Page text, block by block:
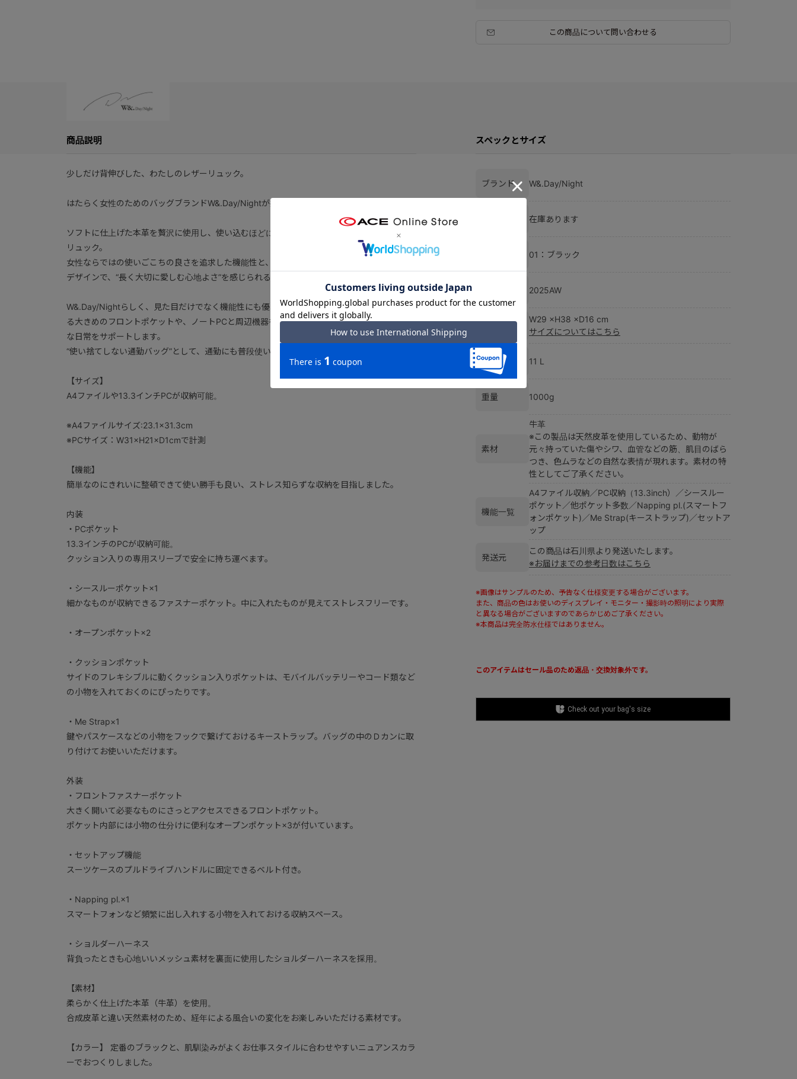
この商品について問い合わせる
商品説明
少しだけ背伸びした、わたしのレザーリュック。
はたらく女性のためのバッグブランドW&.Day/Nightが提案する、通勤レザーアイテム。
ソフトに仕上げた本革を贅沢に使用し、使い込むほどに表情が馴染んでいくシンプルなレザー
リュック。
女性ならではの使いごこちの良さを追求した機能性と、シンプルなのにどこかエッジの効いた
デザインで、“長く大切に愛しむ心地よさ”を感じられる一品です。
W&.Day/Nightらしく、見た目だけでなく機能性にも優れ、必要なものにさっとアクセスでき
る大きめのフロントポケットや、ノートPCと周辺機器を整理できる内装仕様など、スムーズ
な日常をサポートします。
“使い捨てしない通勤バッグ”として、通勤にも普段使いにもマルチに活躍するアイテムです。
【サイズ】
A4ファイルや13.3インチPCが収納可能。
※A4ファイルサイズ:23.1×31.3cm
※PCサイズ：W31×H21×D1cmで計測
【機能】
簡単なのにきれいに整頓できて使い勝手も良い、ストレス知らずな収納を目指しました。
内装
・PCポケット
13.3インチのPCが収納可能。
クッション入りの専用スリーブで安全に持ち運べます。
・シースルーポケット×1
細かなものが収納できるファスナーポケット。中に入れたものが見えてストレスフリーです。
・オープンポケット×2
・クッションポケット
サイドのフレキシブルに動くクッション入りポケットは、モバイルバッテリーやコード類など
の小物を入れておくのにぴったりです。
・Me Strap×1
鍵やパスケースなどの小物をフックで繋げておけるキーストラップ。バッグの中のＤカンに取
り付けてお使いいただけます。
外装
・フロントファスナーポケット
大きく開いて必要なものにさっとアクセスできるフロントポケット。
ポケット内部には小物の仕分けに便利なオープンポケット×3が付いています。
・セットアップ機能
スーツケースのプルドライブハンドルに固定できるベルト付き。
・Napping pl.×1
スマートフォンなど頻繁に出し入れする小物を入れておける収納スペース。
・ショルダーハーネス
背負ったときも心地いいメッシュ素材を裏面に使用したショルダーハーネスを採用。
【素材】
柔らかく仕上げた本革（牛革）を使用。
合成皮革と違い天然素材のため、経年による風合いの変化をお楽しみいただける素材です。
【カラー】 定番のブラックと、肌馴染みがよくお仕事スタイルに合わせやすいニュアンスカラ
ーでおつくりしました。
スペックとサイズ
ブランド W&.Day/Night
発送元
この商品は石川県より発送いたします。
※お届けまでの参考日数はこちら
2025AW
01：ブラック
在庫あります
W29 ×H38 ×D16 cm
サイズについてはこちら
容量 11 L
重量 1000g
素材
牛革
※この製品は天然皮革を使用しているため、動物が
元々持っていた傷やシワ、血管などの筋、肌目のばら
つき、色ムラなどの自然な表情が現れます。素材の特
性としてご了承ください。
機能一覧
A4ファイル収納／PC収納（13.3inch）／シースルー
ポケット／他ポケット多数／Napping pl.(スマートフ
ォンポケット)／Me Strap(キーストラップ)／セットア
ップ
※画像はサンプルのため、予告なく仕様変更する場合がございます。
また、商品の色はお使いのディスプレイ・モニター・撮影時の照明により実際
と異なる場合がございますのであらかじめご了承ください。
※本商品は完全防水仕様ではありません。
このアイテムはセール品のため返品・交換対象外です。
Check out your bag's size